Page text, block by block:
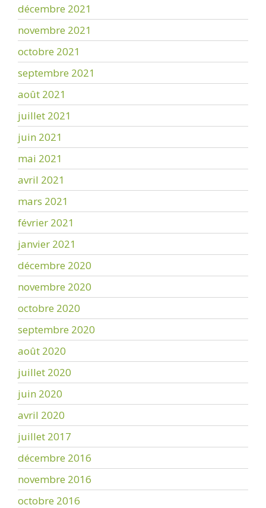
décembre 2021
novembre 2021
octobre 2021
septembre 2021
août 2021
juillet 2021
juin 2021
mai 2021
avril 2021
mars 2021
février 2021
janvier 2021
décembre 2020
novembre 2020
octobre 2020
septembre 2020
août 2020
juillet 2020
juin 2020
avril 2020
juillet 2017
décembre 2016
novembre 2016
octobre 2016